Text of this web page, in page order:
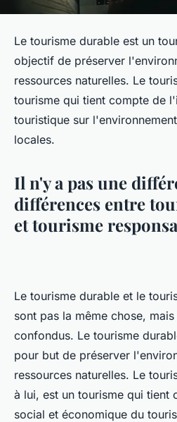
Le tourisme durable est un
objectif de préserver
ressources naturelles. Le
tourisme qui tient compte de
touristique sur
locales.
Il n'y a pas une
différences entre
et tourisme
Le tourisme durable et le
sont pas la même chose,
confondus. Le tourisme
pour but de préserver
ressources naturelles. Le
à lui, est un tourisme qui tient
social et économique du